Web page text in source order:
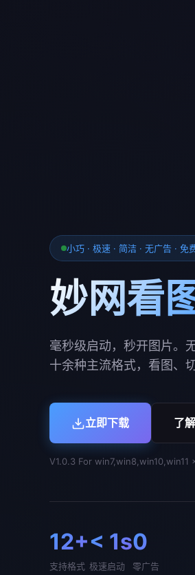
小巧 · 极速 · 简洁 · 无广告 · 免
妙网看
毫秒级启动，秒开图片。
十余种主流格式，看图、
立即下载 了
V1.0.3 For win7,win8,win10,win11
12+
支持格式
< 1s
极速启动
0
零广告